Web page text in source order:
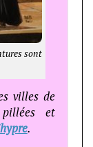
sont
villes de
pillées et
.